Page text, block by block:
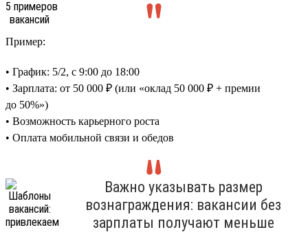
Пример:
• График: 5/2, с 9:00 до 18:00
• Зарплата: от 50 000 ₽ (или «оклад 50 000 ₽ + премии
до 50%»)
• Возможность карьерного роста
• Оплата мобильной связи и обедов
Важно указывать размер
вознаграждения: вакансии без
зарплаты получают меньше